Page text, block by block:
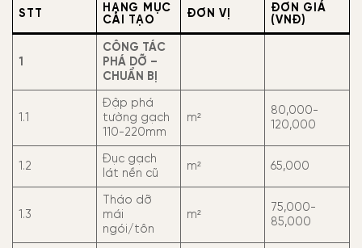
STT
HẠNG MỤC
CẢI TẠO
ĐƠN VỊ
ĐƠN GIÁ
(VNĐ)
1
CÔNG TÁC
PHÁ DỠ –
CHUẨN BỊ
1.1
Đập phá
tường gạch
110-220mm
m²
80,000-
120,000
1.2
Đục gạch
lát nền cũ
m² 65,000
1.3
Tháo dỡ
mái
ngói/tôn
m²
75,000-
85,000